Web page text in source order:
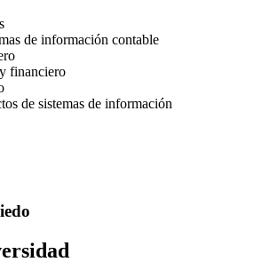
de información contable
financiero
de sistemas de información